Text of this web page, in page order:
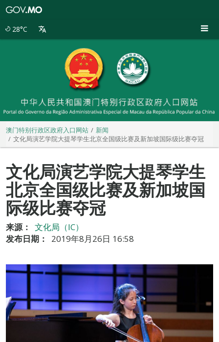
28°C
澳门特别行政区政府入口网站
新闻
文化局演艺学院大提琴学生北京全国级比赛及新加坡国际级比赛夺冠
文化局演艺学院大提琴学生
北京全国级比赛及新加坡国
际级比赛夺冠
来源：
文化局（IC）
发布日期：
2019年8月26日 16:58